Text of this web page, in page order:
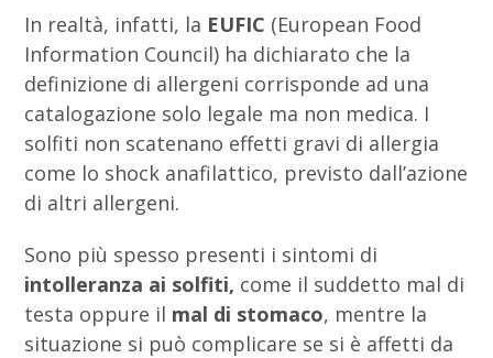
In realtà, infatti, la EUFIC (European Food
Information Council) ha dichiarato che la
definizione di allergeni corrisponde ad una
catalogazione solo legale ma non medica. I
solfiti non scatenano effetti gravi di allergia
come lo shock anafilattico, previsto dall’azione
di altri allergeni.
Sono più spesso presenti i sintomi di
intolleranza ai solfiti, come il suddetto mal di
testa oppure il mal di stomaco, mentre la
situazione si può complicare se si è affetti da